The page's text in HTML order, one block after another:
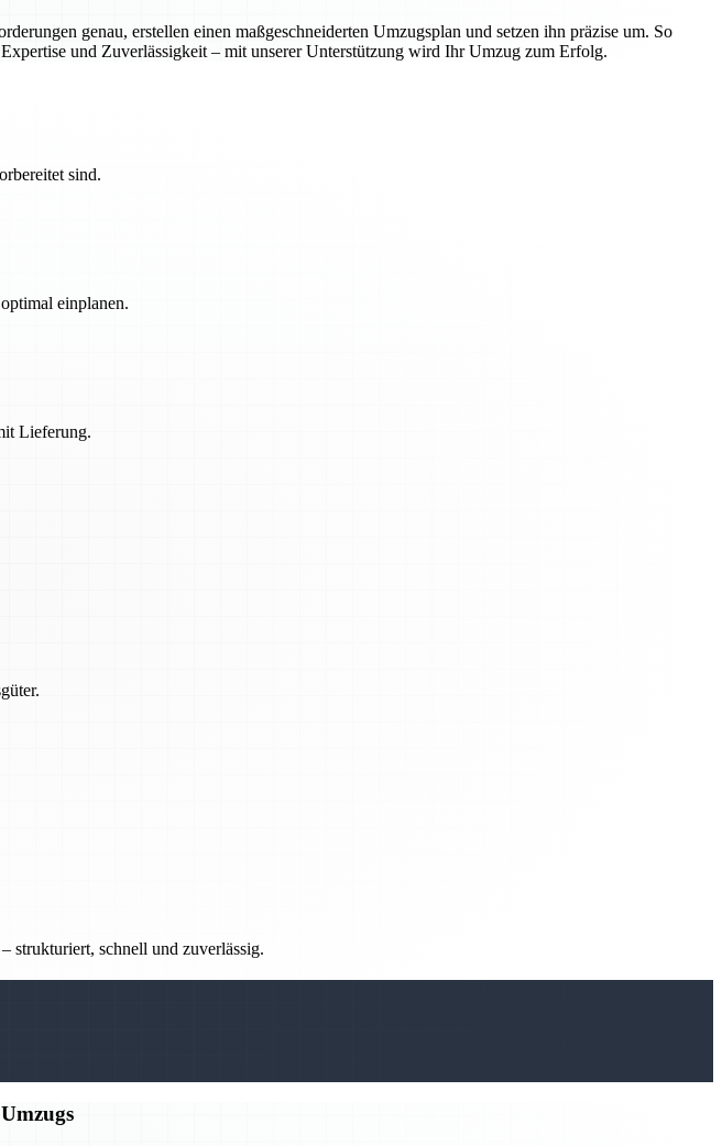
genau, erstellen einen maßgeschneiderten Umzugsplan und setzen ihn präzise um. So
und Zuverlässigkeit – mit unserer Unterstützung wird Ihr Umzug zum Erfolg.
sind.
einplanen.
Lieferung.
strukturiert, schnell und zuverlässig.